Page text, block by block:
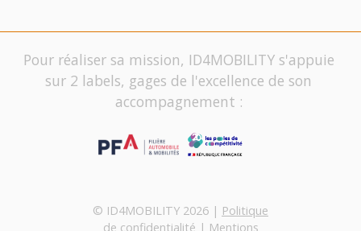
Pour réaliser sa mission, ID4MOBILITY s'appuie
sur 2 labels, gages de l'excellence de son
accompagnement :
© ID4MOBILITY 2026 | Politique
de confidentialité | Mentions